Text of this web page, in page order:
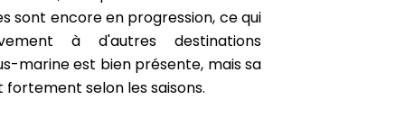
sont encore en progression, ce qui
à d'autres destinations
marine est bien présente, mais sa
selon les saisons.